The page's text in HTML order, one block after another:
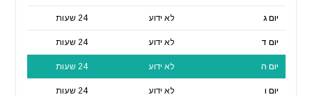
יום ג לא ידוע 24 שעות
יום ד לא ידוע 24 שעות
יום ה לא ידוע 24 שעות
יום ו לא ידוע 24 שעות